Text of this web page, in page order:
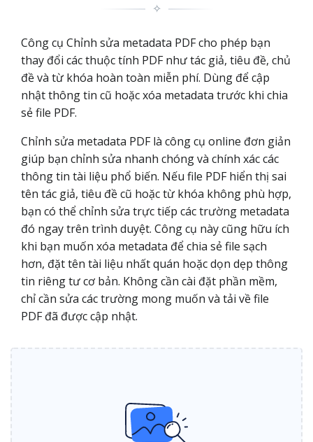
✧
Công cụ Chỉnh sửa metadata PDF cho phép bạn
thay đổi các thuộc tính PDF như tác giả, tiêu đề, chủ
đề và từ khóa hoàn toàn miễn phí. Dùng để cập
nhật thông tin cũ hoặc xóa metadata trước khi chia
sẻ file PDF.
Chỉnh sửa metadata PDF là công cụ online đơn giản
giúp bạn chỉnh sửa nhanh chóng và chính xác các
thông tin tài liệu phổ biến. Nếu file PDF hiển thị sai
tên tác giả, tiêu đề cũ hoặc từ khóa không phù hợp,
bạn có thể chỉnh sửa trực tiếp các trường metadata
đó ngay trên trình duyệt. Công cụ này cũng hữu ích
khi bạn muốn xóa metadata để chia sẻ file sạch
hơn, đặt tên tài liệu nhất quán hoặc dọn dẹp thông
tin riêng tư cơ bản. Không cần cài đặt phần mềm,
chỉ cần sửa các trường mong muốn và tải về file
PDF đã được cập nhật.